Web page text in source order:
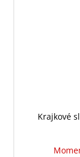
Krajkové